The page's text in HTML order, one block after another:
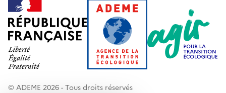
© ADEME 2026 - Tous droits réservés